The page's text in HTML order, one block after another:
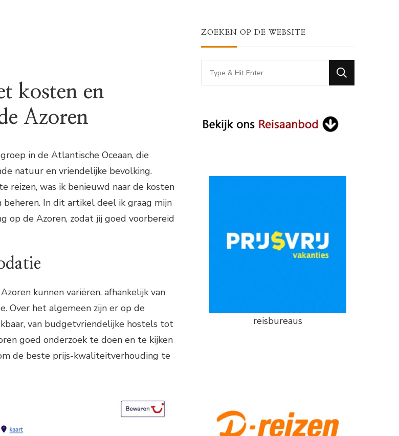
kosten en
Azoren
in de Atlantische Oceaan, die
natuur en vriendelijke bevolking.
reizen, was ik benieuwd naar de kosten
In dit artikel deel ik graag mijn
op de Azoren, zodat jij goed voorbereid
kunnen variëren, afhankelijk van
Over het algemeen zijn er op de
van budgetvriendelijke hostels tot
goed onderzoek te doen en te kijken
de beste prijs-kwaliteitverhouding te
ZOEKEN OP DE WEBSITE
Looking
for
reisbureaus